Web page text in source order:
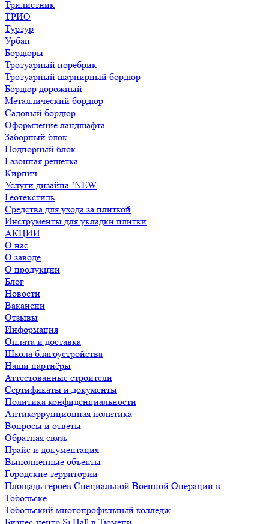
Трилистник
ТРИО
Туртур
Урбан
Бордюры
Тротуарный поребрик
Тротуарный шарнирный бордюр
Бордюр дорожный
Металлический бордюр
Садовый бордюр
Оформление ландшафта
Заборный блок
Подпорный блок
Газонная решетка
Кирпич
Услуги дизайна !NEW
Геотекстиль
Средства для ухода за плиткой
Инструменты для укладки плитки
АКЦИИ
О нас
О заводе
О продукции
Блог
Новости
Вакансии
Отзывы
Информация
Оплата и доставка
Школа благоустройства
Наши партнёры
Аттестованные строители
Сертификаты и документы
Политика конфиденциальности
Антикоррупционная политика
Вопросы и ответы
Обратная связь
Прайс и документация
Выполненные объекты
Городские территории
Площадь героев Специальной Военной Операции в
Тобольске
Тобольский многопрофильный колледж